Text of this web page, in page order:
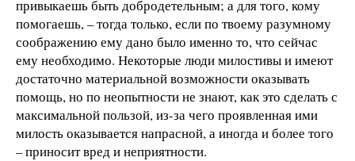
привыкаешь быть добродетельным; а для того, кому
помогаешь, – тогда только, если по твоему разумному
соображению ему дано было именно то, что сейчас
ему необходимо. Некоторые люди милостивы и имеют
достаточно материальной возможности оказывать
помощь, но по неопытности не знают, как это сделать с
максимальной пользой, из-за чего проявленная ими
милость оказывается напрасной, а иногда и более того
– приносит вред и неприятности.